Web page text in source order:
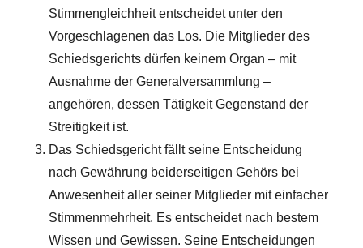
Stimmengleichheit entscheidet unter den
Vorgeschlagenen das Los. Die Mitglieder des
Schiedsgerichts dürfen keinem Organ – mit
Ausnahme der Generalversammlung –
angehören, dessen Tätigkeit Gegenstand der
Streitigkeit ist.
Das Schiedsgericht fällt seine Entscheidung
nach Gewährung beiderseitigen Gehörs bei
Anwesenheit aller seiner Mitglieder mit einfacher
Stimmenmehrheit. Es entscheidet nach bestem
Wissen und Gewissen. Seine Entscheidungen